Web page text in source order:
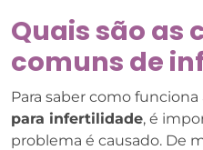
Quais são as
comuns de
Para saber como funciona
para infertilidade, é
problema é causado. De